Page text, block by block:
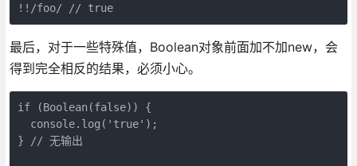
!!/foo/ // true
最后，对于一些特殊值，Boolean对象前面加不加new，会
得到完全相反的结果，必须小心。
if (Boolean(false)) {
  console.log('true');
} // 无输出